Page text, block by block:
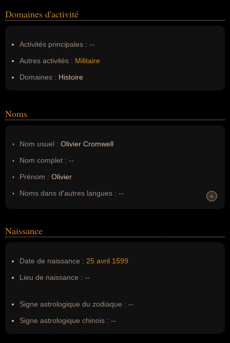
Domaines d'activité
Activités principales : --
Autres activités : Militaire
Domaines : Histoire
Noms
Nom usuel : Olivier Cromwell
Nom complet : --
Prénom : Olivier
Noms dans d'autres langues : --
Nom de famille :Cromwell
+
+
Naissance
Date de naissance : 25 avril 1599
Lieu de naissance : --
Signe astrologique du zodiaque : --
Signe astrologique chinois : --